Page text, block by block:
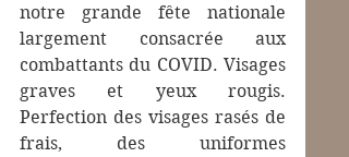
notre grande fête nationale
largement consacrée aux
combattants du COVID. Visages
graves et yeux rougis.
Perfection des visages rasés de
frais, des uniformes